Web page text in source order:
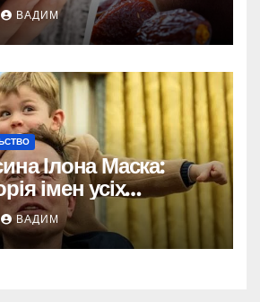
ВАДИМ
Ілона Маска:
імен усіх
ВАДИМ